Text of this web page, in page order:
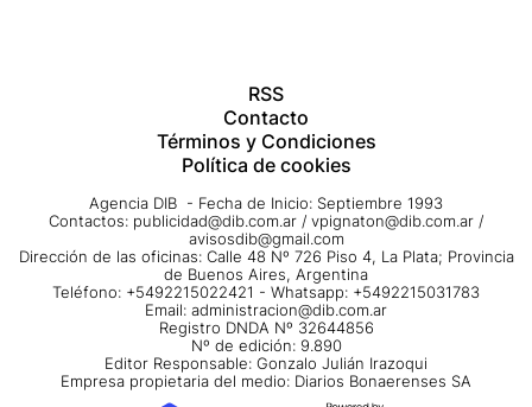
RSS
Contacto
Términos y Condiciones
Política de cookies
Agencia DIB - Fecha de Inicio: Septiembre 1993
Contactos: publicidad@dib.com.ar / vpignaton@dib.com.ar /
avisosdib@gmail.com
Dirección de las oficinas: Calle 48 Nº 726 Piso 4, La Plata; Provincia
de Buenos Aires, Argentina
Teléfono: +5492215022421 - Whatsapp: +5492215031783
Email: administracion@dib.com.ar
Registro DNDA Nº 32644856
Nº de edición: 9.890
Editor Responsable: Gonzalo Julián Irazoqui
Empresa propietaria del medio: Diarios Bonaerenses SA